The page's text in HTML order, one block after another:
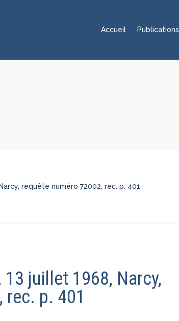
Accueil Publications
requête numéro 72002, rec. p. 401
13 juillet 1968, Narcy,
rec. p. 401